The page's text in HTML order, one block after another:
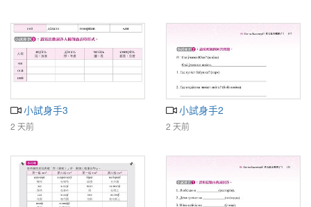
小試身手3
2 天前
小試身手2
2 天前